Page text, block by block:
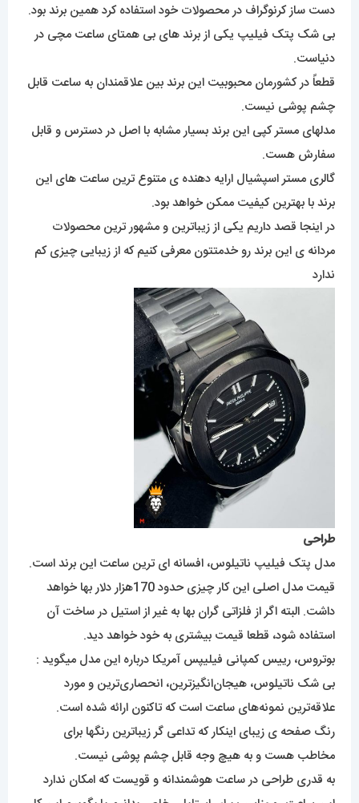
دست ساز کرنوگراف در محصولات خود استفاده کرد همین برند بود.
بی شک پتک فیلیپ یکی از برند های بی همتای ساعت مچی در
دنیاست.
قطعاً در کشورمان محبوبیت این برند بین علاقمندان به ساعت قابل
چشم پوشی نیست.
مدلهای مستر کپی این برند بسیار مشابه با اصل در دسترس و قابل
سفارش هست.
گالری مستر اسپشیال ارایه دهنده ی متنوع ترین ساعت های این
برند با بهترین کیفیت ممکن خواهد بود.
در اینجا قصد داریم یکی از زیباترین و مشهور ترین محصولات
مردانه ی این برند رو خدمتتون معرفی کنیم که از زیبایی چیزی کم
ندارد
طراحی
مدل پتک فیلیپ ناتیلوس، افسانه ای ترین ساعت این برند است.
قیمت مدل اصلی این کار چیزی حدود 170هزار دلار بها خواهد
داشت. البته اگر از فلزاتی گران بها به غیر از استیل در ساخت آن
استفاده شود، قطعا قیمت بیشتری به خود خواهد دید.
بوتروس، رییس کمپانی فیلیپس آمریکا درباره این مدل میگوید :
بی شک ناتیلوس، هیجان‌انگیزترین، انحصاری‌ترین و مورد
علاقه‌ترین نمونه‌های ساعت است که تاکنون ارائه شده است.
رنگ صفحه ی زیبای اینکار که تداعی گر زیباترین رنگها برای
مخاطب هست و به هیچ وجه قابل چشم پوشی نیست.
به قدری طراحی در ساعت هوشمندانه و قویست که امکان ندارد